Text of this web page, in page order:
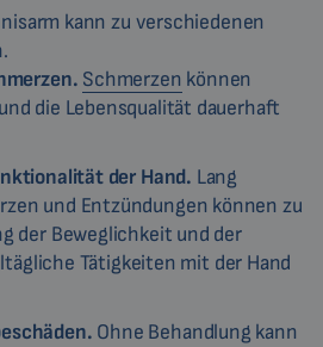
kann zu verschiedenen
Schmerzen können
die Lebensqualität dauerhaft
der Hand. Lang
und Entzündungen können zu
der Beweglichkeit und der
Tätigkeiten mit der Hand
Ohne Behandlung kann